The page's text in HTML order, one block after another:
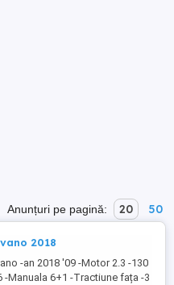
Anunțuri pe pagină: 20 50
2018
-an 2018 '09 -Motor 2.3 -130
-Manuala 6+1 -Tractiune fața -3